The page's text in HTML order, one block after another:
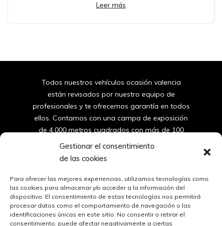
Gestionar el consentimiento
de las cookies
Para ofrecer las mejores experiencias, utilizamos tecnologías como
las cookies para almacenar y/o acceder a la información del
dispositivo. El consentimiento de estas tecnologías nos permitirá
procesar datos como el comportamiento de navegación o las
identificaciones únicas en este sitio. No consentir o retirar el
consentimiento, puede afectar negativamente a ciertas
Leer más
Todos nuestros vehículos ocasión valencia
están revisados por nuestro equipo de
profesionales y te ofrecemos garantía en todos
ellos. Contamos con una campa de exposición
de 4.000 metros cuadrados con más de 100
furgonetas y coches de segunda mano de
valencia.
96150 10 42
ventas@automovilessantos.es